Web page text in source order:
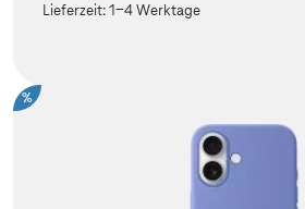
Lieferzeit:1-4 Werktage
%